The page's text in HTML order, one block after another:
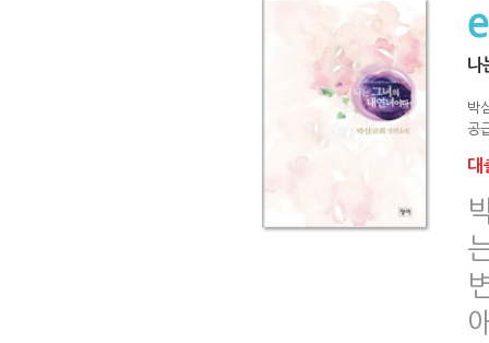
나
박
공
대